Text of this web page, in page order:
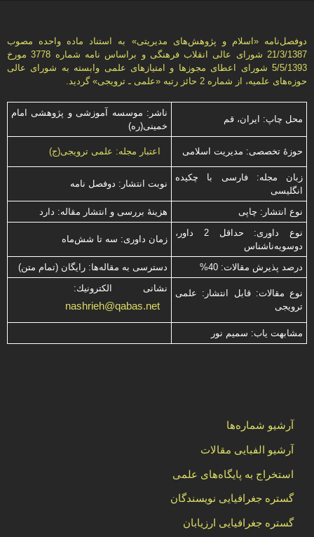
دوفصل‌نامه «اسلام و پژوهش‌های مديريتی» به استناد ماده واحده مصوب
21/3/1387 شورای عالی انقلاب فرهنگی و براساس نامه شماره 3778 مورخ
5/5/1393 شورای اعطای مجوزها و امتيازهای علمی وابسته به شورای عالی
حوزه‌های علميه، از شماره 2 حائز رتبه «علمی ـ ترويجی» گرديد.
محل چاپ: ایران، قم
ناشر: موسسه آموزشی و پژوهشی امام
خمینی(ره)
حوزۀ تخصصی: مدیریت اسلامی اعتبار مجله: علمی ترویجی(ج)
زبان مجله: فارسی با چكیده
انگلیسی
نوبت انتشار: دوفصل نامه
نوع انتشار: چاپی
هزینۀ بررسی و انتشار مقاله: دارد
نوع داوری: حداقل 2 داور،
دوسویه‌ناشناس
زمان داوری: سه تا شش‌ماه
درصد پذیرش مقالات: 40% دسترسی به مقاله‌ها: رایگان (تمام متن)
نوع مقالات: قابل انتشار: علمی
ترویجی
نشانی الكترونیك:
nashrieh@qabas.net
مشابهت ياب: سميم نور
آرشیو شماره‌ها
آرشیو الفبایی مقالات
استخراج به پایگاه‌های علمی
گستره جغرافیایی نویسندگان
گستره جغرافیایی ارزیابان